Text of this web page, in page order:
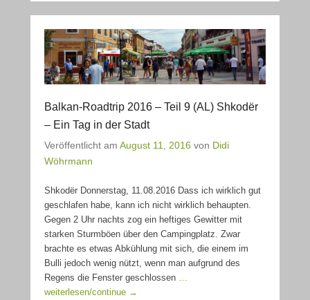
Balkan-Roadtrip 2016 – Teil 9 (AL) Shkodër
– Ein Tag in der Stadt
Veröffentlicht am August 11, 2016 von Didi
Wöhrmann
Shkodër Donnerstag, 11.08.2016 Dass ich wirklich gut
geschlafen habe, kann ich nicht wirklich behaupten.
Gegen 2 Uhr nachts zog ein heftiges Gewitter mit
starken Sturmböen über den Campingplatz. Zwar
brachte es etwas Abkühlung mit sich, die einem im
Bulli jedoch wenig nützt, wenn man aufgrund des
Regens die Fenster geschlossen …
weiterlesen/continue →